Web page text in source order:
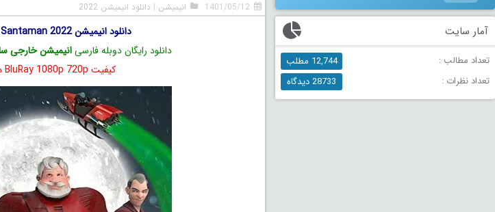
1401/05/12 انیمیشن | دانلود انیمیشن 2022
دانلود انیمیشن Santaman 2022 با لینک مستقیم
دانلود رایگان دوبله فارسیانیمیشن خارجی
کیفیت BluRay 1080p 720p دوبله فارسی
آمار سایت
تعداد مطالب :
12,744 مطلب
تعداد نظرات :
28733 دیدگاه